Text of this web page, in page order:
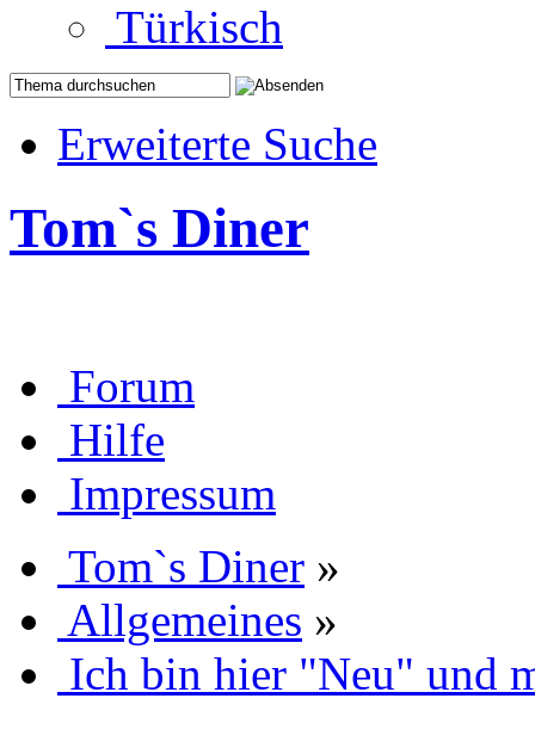
Türkisch
Erweiterte Suche
Tom`s Diner
Forum
Hilfe
Impressum
Tom`s Diner »
Allgemeines »
Ich bin hier "Neu" und